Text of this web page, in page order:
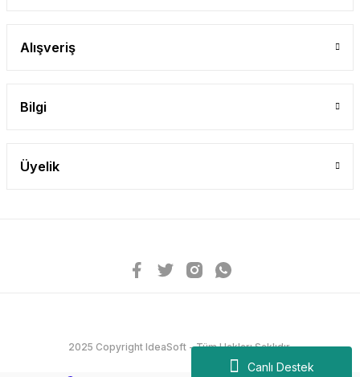
Canlı Destek
Alışveriş
Bilgi
Üyelik
2025 Copyright IdeaSoft - Tüm Hakları Saklıdır.